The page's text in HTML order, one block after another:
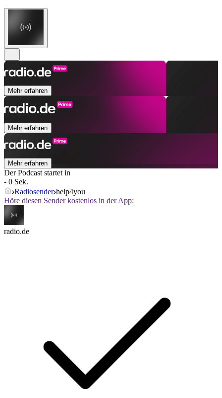
Mehr erfahren
Mehr erfahren
Mehr erfahren
Der Podcast startet in
- 0 Sek.
Radiosender help4you
Höre diesen Sender kostenlos in der App:
radio.de